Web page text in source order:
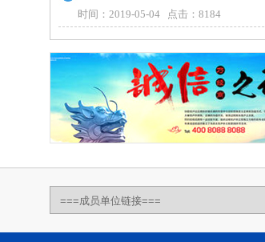
时间：2019-05-04 点击：8184